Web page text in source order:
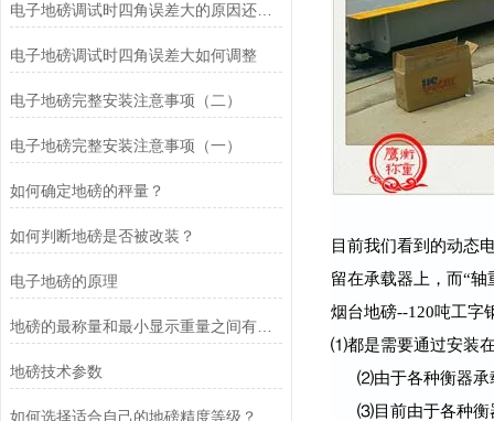
电子地磅调试时四角误差大的原因还有哪些？
电子地磅调试时四角误差大如何调整
电子地磅完整安装注意事项（二）
电子地磅完整安装注意事项（一）
如何确定地磅的秤量？
如何判断地磅是否被改装？
电子地磅的原理
地磅的最称量和最小显示重量之间有什么关系？
地磅技术参数
如何选择适合自己的地磅精度等级？
目前我们看到的动态
留在承载器上，而“
烟台地磅--120吨工字
⑴都是需要通过安装
⑵由于各种衡器承
⑶目前由于各种衡